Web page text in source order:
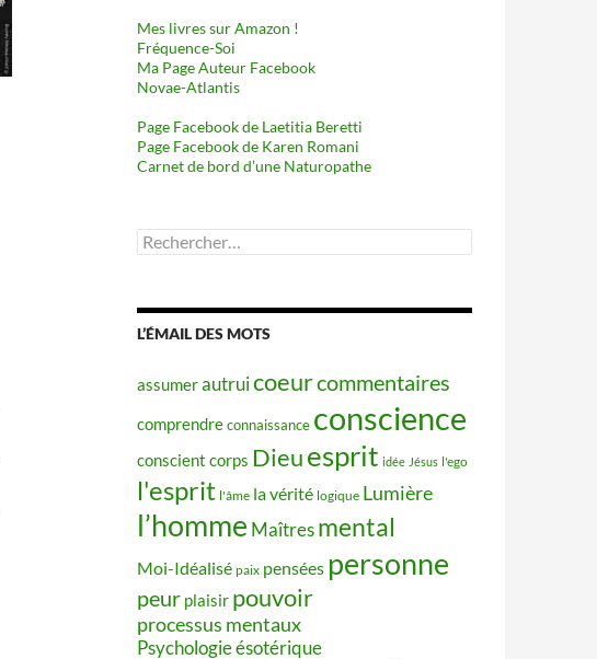
Mes livres sur Amazon !
Fréquence-Soi
Ma Page Auteur Facebook
Novae-Atlantis
Page Facebook de Laetitia Beretti
Page Facebook de Karen Romani
Carnet de bord d’une Naturopathe
Rechercher :
L’ÉMAIL DES MOTS
assumerautruicoeurcommentaires
comprendreconnaissance conscience
conscient corps Dieuesprit idée Jésus l'ego
l'esprit l'âme la vérité logique Lumière
l’homme Maîtres mental
Moi-Idéalisé paix pensées personne
peur plaisir pouvoir
processus mentaux
Psychologie ésotérique